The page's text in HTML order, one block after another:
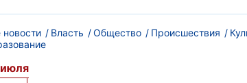
новости Власть Общество Происшествия